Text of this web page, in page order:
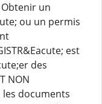
un
ou un permis
est
des
NON
les documents